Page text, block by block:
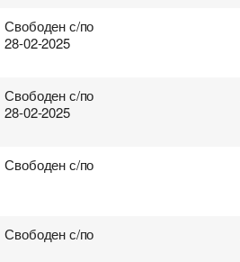
Свободен с/по
28-02-2025
Свободен с/по
28-02-2025
Свободен с/по
Свободен с/по